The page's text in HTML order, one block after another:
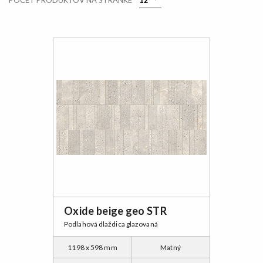
Oxide beige geo STR
Podlahová dlaždica glazovaná
1198 x 598 mm Matný